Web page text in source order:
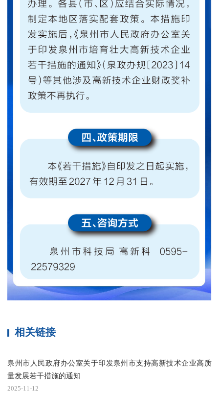
相关链接
泉州市人民政府办公室关于印发泉州市支持高新技术企业高质
量发展若干措施的通知
2025-11-12